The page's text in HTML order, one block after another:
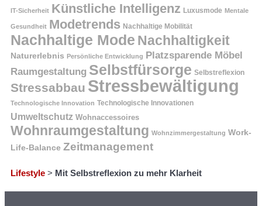
IT-Sicherheit Künstliche Intelligenz Luxusmode Mentale
Gesundheit Modetrends Nachhaltige Mobilität
Nachhaltige Mode Nachhaltigkeit
Naturerlebnis Persönliche Entwicklung Platzsparende Möbel
Raumgestaltung Selbstfürsorge Selbstreflexion
Stressabbau Stressbewältigung
Technologische Innovation Technologische Innovationen
Umweltschutz Wohnaccessoires
Wohnraumgestaltung Wohnzimmergestaltung Work-
Life-Balance Zeitmanagement
Lifestyle > Mit Selbstreflexion zu mehr Klarheit